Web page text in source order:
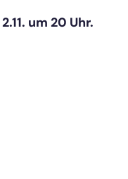
2.11. um 20 Uhr.